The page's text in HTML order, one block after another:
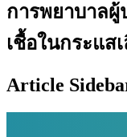
การพยาบาล
เชื้อในกระแส
Article